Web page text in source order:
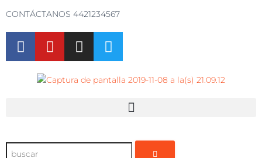
CONTÁCTANOS 4421234567